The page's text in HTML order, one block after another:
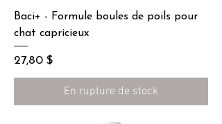
Baci+ - Formule boules de poils pour
chat capricieux
Prix
27,80 $
En rupture de stock